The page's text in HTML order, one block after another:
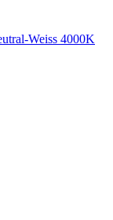
Weiss 4000K